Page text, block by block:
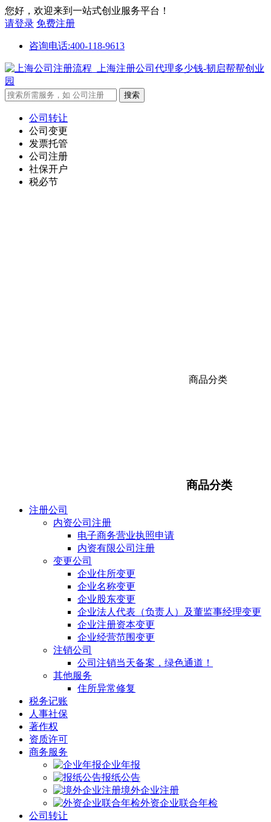
您好，欢迎来到一站式创业服务平台！
请登录 免费注册
咨询电话:400-118-9613
公司转让
公司变更
发票托管
公司注册
社保开户
税必节
商品分类
商品分类
注册公司
内资公司注册
电子商务营业执照申请
内资有限公司注册
变更公司
企业住所变更
企业名称变更
企业股东变更
企业法人代表（负责人）及董监事经理变更
企业注册资本变更
企业经营范围变更
注销公司
公司注销当天备案，绿色通道！
其他服务
住所异常修复
税务记账
人事社保
著作权
资质许可
商务服务
企业年报
报纸公告
境外企业注册
外资企业联合年检
公司转让